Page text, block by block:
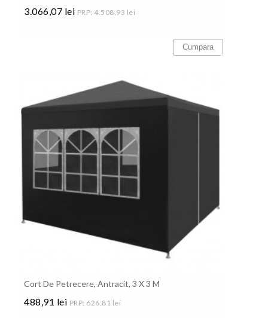
3.066,07 lei PRP: 4.508,93 lei
Cumpara
Cort De Petrecere, Antracit, 3 X 3 M
488,91 lei PRP: 626,81 lei